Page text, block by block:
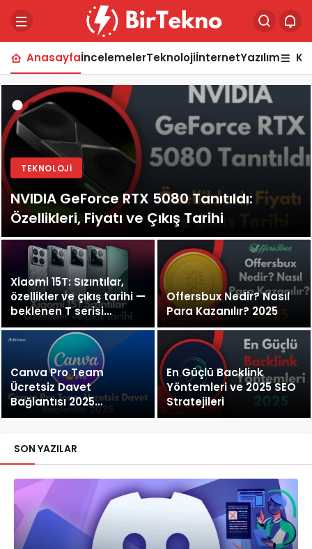
AnasayfaİncelemelerTeknolojiİnternetYazılım
TEKNOLOJI
NVIDIA GeForce RTX 5080 Tanıtıldı:
Özellikleri, Fiyatı ve Çıkış Tarihi
Xiaomi 15T: Sızıntılar,
özellikler ve çıkış tarihi —
beklenen T serisi
güçlenerek geliyor
Offersbux Nedir? Nasıl
Para Kazanılır? 2025
Canva Pro Team
Ücretsiz Davet
Bağlantısı 2025
[Güncellendi]
En Güçlü Backlink
Yöntemleri ve 2025 SEO
Stratejileri
SON YAZILAR